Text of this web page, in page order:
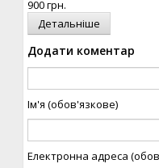
900 грн.
Детальніше
Додати коментар
Ім'я (обов'язкове)
Електронна адреса